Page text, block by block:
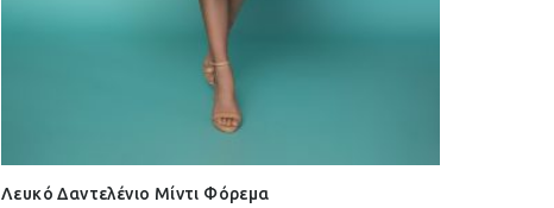
Λευκό Δαντελένιο Μίντι Φόρεμα